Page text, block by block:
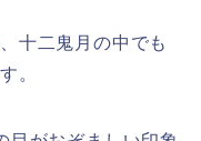
十二鬼月の中でも
。